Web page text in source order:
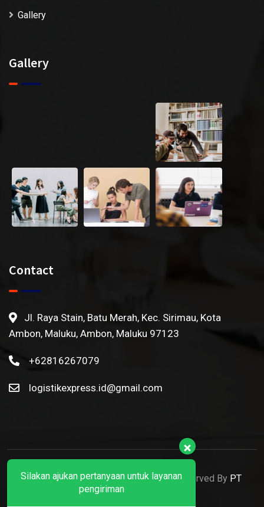
Gallery
Gallery
Contact
Jl. Raya Stain, Batu Merah, Kec. Sirimau, Kota
Ambon, Maluku, Ambon, Maluku 97123
+62816267079
logistikexpress.id@gmail.com
© 2022 Ekspedisi Ambon. All Rights Reserved By PT
Logistik Express Nusantara
Silakan ajukan pertanyaan untuk layanan
pengiriman